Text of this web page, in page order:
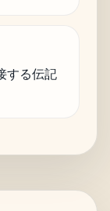
する伝記